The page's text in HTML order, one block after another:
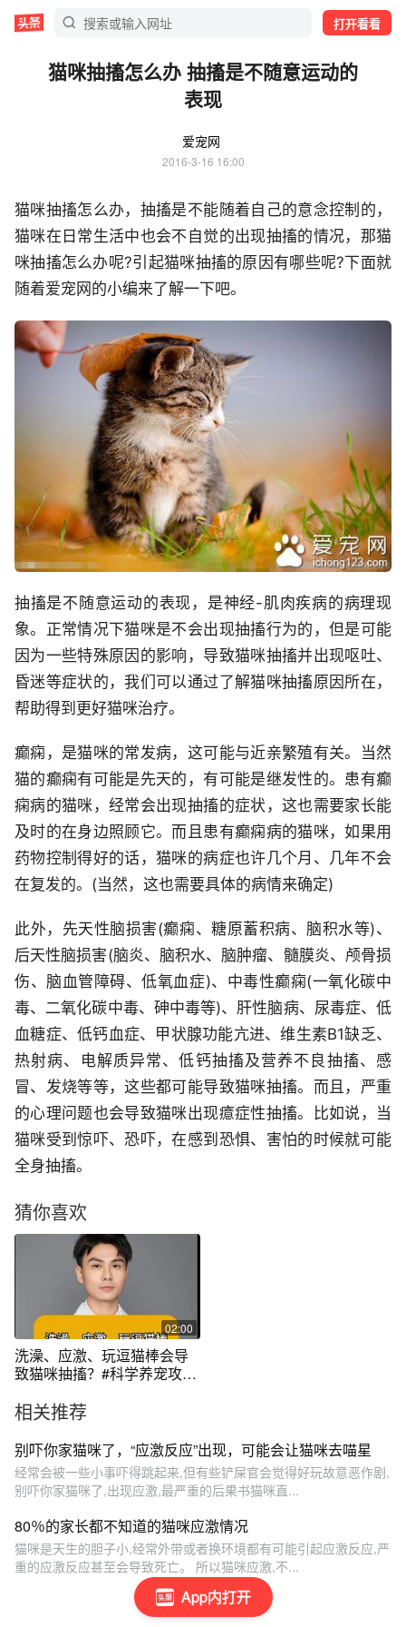
打开看看
App内打开
猫咪抽搐怎么办 抽搐是不随意运动的
表现
爱宠网
2016-3-16 16:00
猫咪抽搐怎么办，抽搐是不能随着自己的意念控制的，
猫咪在日常生活中也会不自觉的出现抽搐的情况，那猫
咪抽搐怎么办呢?引起猫咪抽搐的原因有哪些呢?下面就
随着爱宠网的小编来了解一下吧。
抽搐是不随意运动的表现，是神经-肌肉疾病的病理现
象。正常情况下猫咪是不会出现抽搐行为的，但是可能
因为一些特殊原因的影响，导致猫咪抽搐并出现呕吐、
昏迷等症状的，我们可以通过了解猫咪抽搐原因所在，
帮助得到更好猫咪治疗。
癫痫，是猫咪的常发病，这可能与近亲繁殖有关。当然
猫的癫痫有可能是先天的，有可能是继发性的。患有癫
痫病的猫咪，经常会出现抽搐的症状，这也需要家长能
及时的在身边照顾它。而且患有癫痫病的猫咪，如果用
药物控制得好的话，猫咪的病症也许几个月、几年不会
在复发的。(当然，这也需要具体的病情来确定)
此外，先天性脑损害(癫痫、糖原蓄积病、脑积水等)、
后天性脑损害(脑炎、脑积水、脑肿瘤、髓膜炎、颅骨损
伤、脑血管障碍、低氧血症)、中毒性癫痫(一氧化碳中
毒、二氧化碳中毒、砷中毒等)、肝性脑病、尿毒症、低
血糖症、低钙血症、甲状腺功能亢进、维生素B1缺乏、
热射病、电解质异常、低钙抽搐及营养不良抽搐、感
冒、发烧等等，这些都可能导致猫咪抽搐。而且，严重
的心理问题也会导致猫咪出现癔症性抽搐。比如说，当
猫咪受到惊吓、恐吓，在感到恐惧、害怕的时候就可能
全身抽搐。
猜你喜欢
02:00
洗澡、应激、玩逗猫棒会导
致猫咪抽搐？#科学养宠攻略
相关推荐
别吓你家猫咪了，“应激反应”出现，可能会让猫咪去喵星
经常会被一些小事吓得跳起来,但有些铲屎官会觉得好玩故意恶作剧,
别吓你家猫咪了,出现应激,最严重的后果书猫咪直...
80％的家长都不知道的猫咪应激情况
猫咪是天生的胆子小,经常外带或者换环境都有可能引起应激反应,严
重的应激反应甚至会导致死亡。 所以猫咪应激,不...